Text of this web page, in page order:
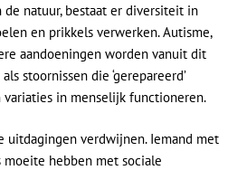
natuur, bestaat er diversiteit in
en prikkels verwerken. Autisme,
aandoeningen worden vanuit dit
stoornissen die ‘gerepareerd’
variaties in menselijk functioneren.
uitdagingen verdwijnen. Iemand met
moeite hebben met sociale